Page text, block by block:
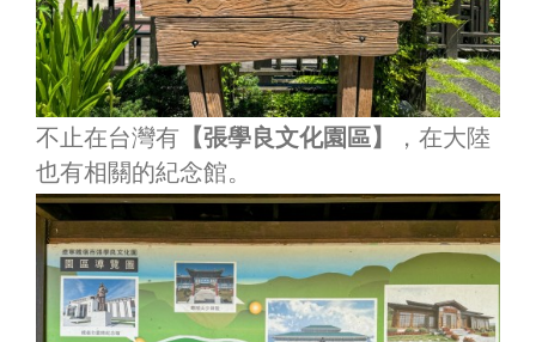
不止在台灣有 【張學良文化園區】
，在大陸
也有相關的紀念館。